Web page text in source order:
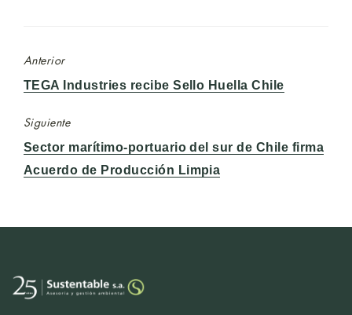
Anterior
Entrada
TEGA Industries recibe Sello Huella Chile
Siguiente
Entrada
siguiente:
Sector marítimo-portuario del sur de Chile firma
Acuerdo de Producción Limpia